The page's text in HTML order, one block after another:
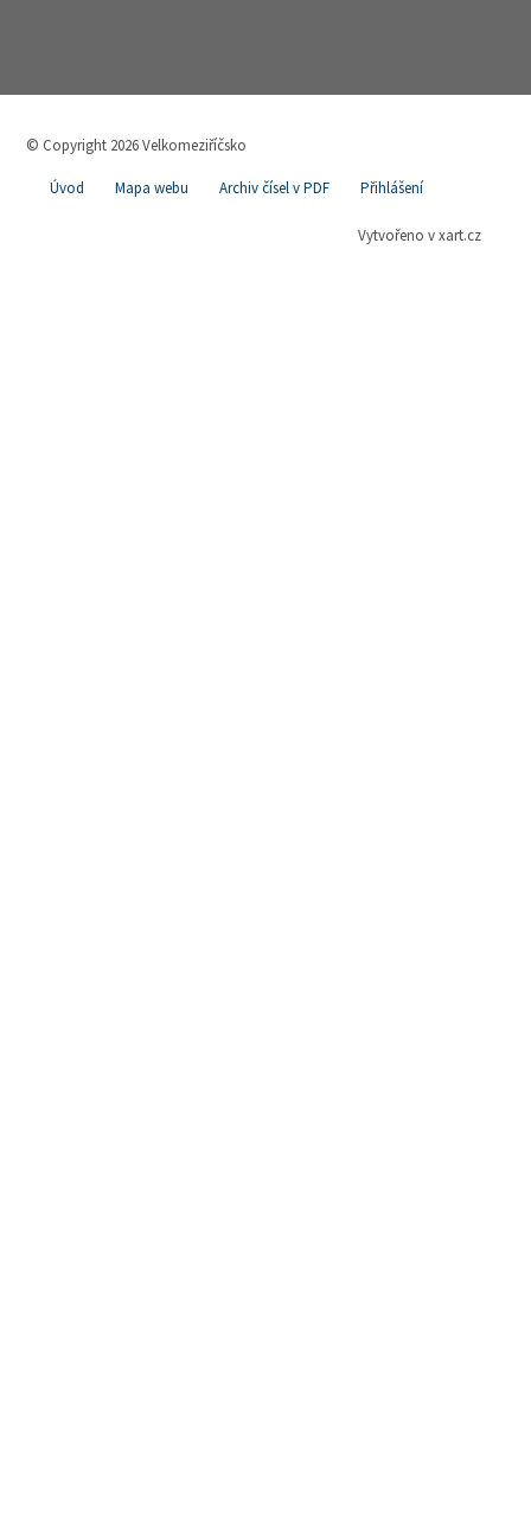
© Copyright 2026 Velkomeziříčsko
Úvod Mapa webu Archiv čísel v PDF Přihlášení
Vytvořeno v xart.cz